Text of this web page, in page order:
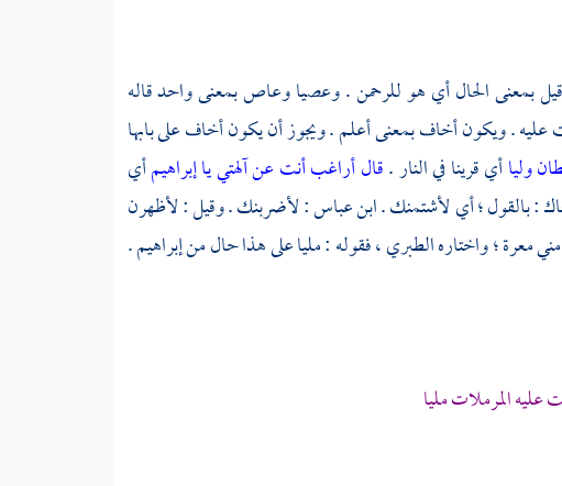
بمعنى الحال أي هو للرحمن . وعصيا وعاص بمعنى واحد قاله
. ويكون أخاف بمعنى أعلم . ويجوز أن يكون أخاف على بابها
ولياأي قرينا في النار .قال أراغب أنت عن آلهتي يا إبراهيمأي
: بالقول ؛ أي لأشتمنك .ابن عباس: لأضربنك . وقيل : لأظهرن
معرة ؛ واختارهالطبري ،فقوله : مليا على هذا حال منإبراهيم.
المرملات مليا